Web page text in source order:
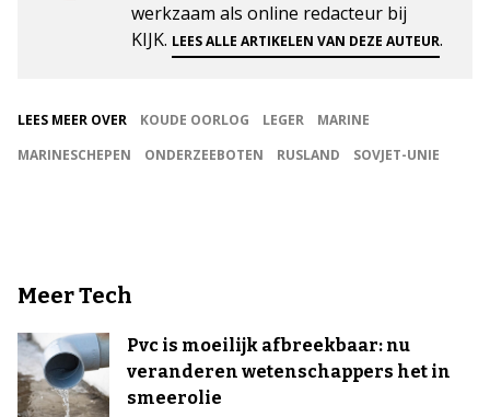
werkzaam als online redacteur bij
KIJK. LEES ALLE ARTIKELEN VAN DEZE AUTEUR.
LEES MEER OVER KOUDE OORLOG LEGER
MARINE
MARINESCHEPEN
ONDERZEEBOTEN RUSLAND SOVJET-UNIE
Meer Tech
Pvc is moeilijk afbreekbaar: nu
veranderen wetenschappers het in
smeerolie